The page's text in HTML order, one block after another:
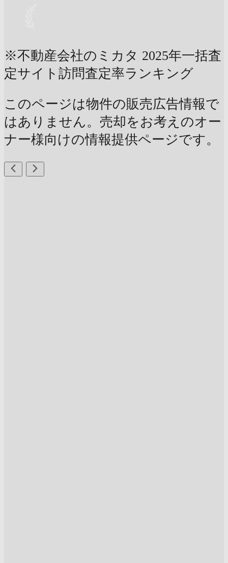
※不動産会社のミカタ 2025年一括査
定サイト訪問査定率ランキング
このページは物件の販売広告情報で
はありません。売却をお考えのオー
ナー様向けの情報提供ページです。